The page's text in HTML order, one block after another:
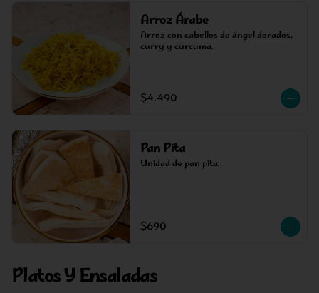
Arroz Árabe
Arroz con cabellos de ángel dorados,
curry y cúrcuma.
$4.490
Pan Pita
Unidad de pan pita.
$690
Platos Y Ensaladas